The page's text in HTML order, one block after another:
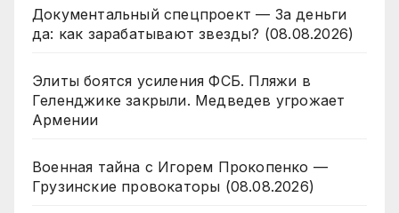
Документальный спецпроект — За деньги
да: как зарабатывают звезды? (08.08.2026)
Элиты боятся усиления ФСБ. Пляжи в
Геленджике закрыли. Медведев угрожает
Армении
Военная тайна с Игорем Прокопенко —
Грузинские провокаторы (08.08.2026)